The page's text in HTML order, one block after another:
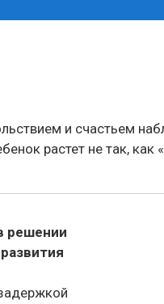
и счастьем
растет не так,
решении